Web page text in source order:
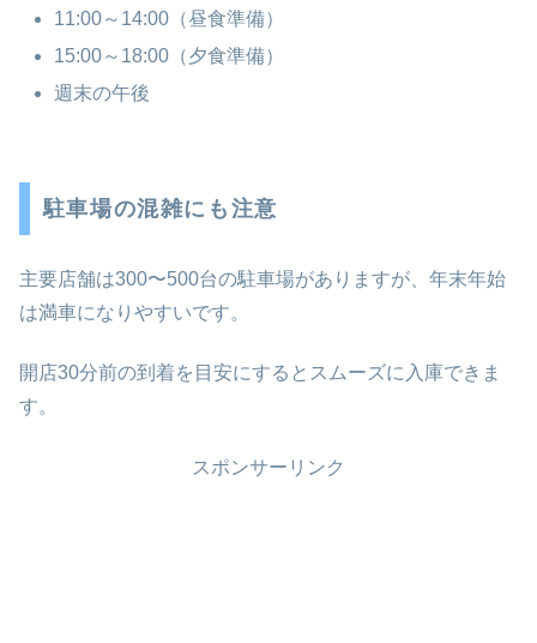
11:00～14:00（昼食準備）
15:00～18:00（夕食準備）
週末の午後
駐車場の混雑にも注意
主要店舗は300〜500台の駐車場がありますが、年末年始
は満車になりやすいです。
開店30分前の到着を目安にするとスムーズに入庫できま
す。
スポンサーリンク